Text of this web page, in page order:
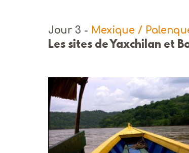
Jour 3 - Mexique /
Les sites de Yaxchilan et